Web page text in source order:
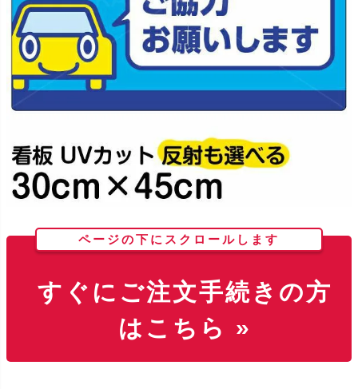
ページの下にスクロールします
すぐにご注文手続きの方
はこちら »